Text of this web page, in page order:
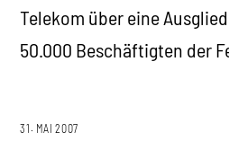
Telekom über eine
50.000 Beschäftigten der
31. MAI 2007